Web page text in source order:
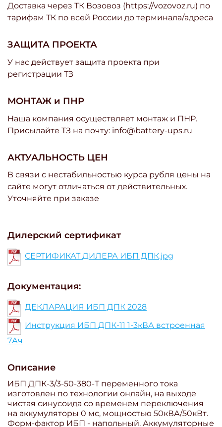
Дилерский сертификат
СЕРТИФИКАТ ДИЛЕРА ИБП ДПК.jpg
Документация:
ДЕКЛАРАЦИЯ ИБП ДПК 2028
Инструкция ИБП ДПК-11 1-3кВА встроенная
7Ач
Описание
ИБП ДПК-3/3-50-380-Т переменного тока
изготовлен по технологии онлайн, на выходе
чистая синусоида со временем переключения
на аккумуляторы 0 мс, мощностью 50кВА/50кВт.
Форм-фактор ИБП - напольный. Аккумуляторные
Доставка через ТК Возовоз (https://vozovoz.ru) по
тарифам ТК по всей России до терминала/адреса
ЗАЩИТА ПРОЕКТА
У нас действует защита проекта при
регистрации ТЗ
МОНТАЖ и ПНР
Наша компания осуществляет монтаж и ПНР.
Присылайте ТЗ на почту: info@battery-ups.ru
АКТУАЛЬНОСТЬ ЦЕН
В связи с нестабильностью курса рубля цены на
сайте могут отличаться от действительных.
Уточняйте при заказе